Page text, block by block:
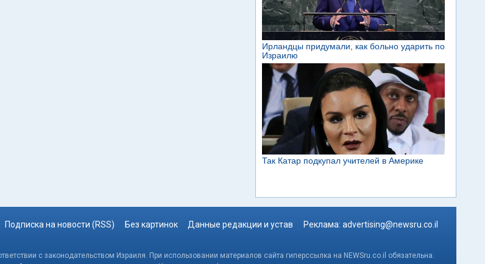
Подписка на новости (RSS) Без картинок Данные редакции и устав Реклама: advertising@newsru.co.il
с законодательством Израиля. При использовании материалов сайта гиперссылка на NEWSru.co.il обязательна.